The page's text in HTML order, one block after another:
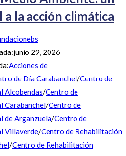
la acción climática
junio 29, 2026
Acciones de
de Día Carabanchel/Centro de
Alcobendas/Centro de
Carabanchel/Centro de
de Arganzuela/Centro de
Villaverde/Centro de Rehabilitación
/Centro de Rehabilitación